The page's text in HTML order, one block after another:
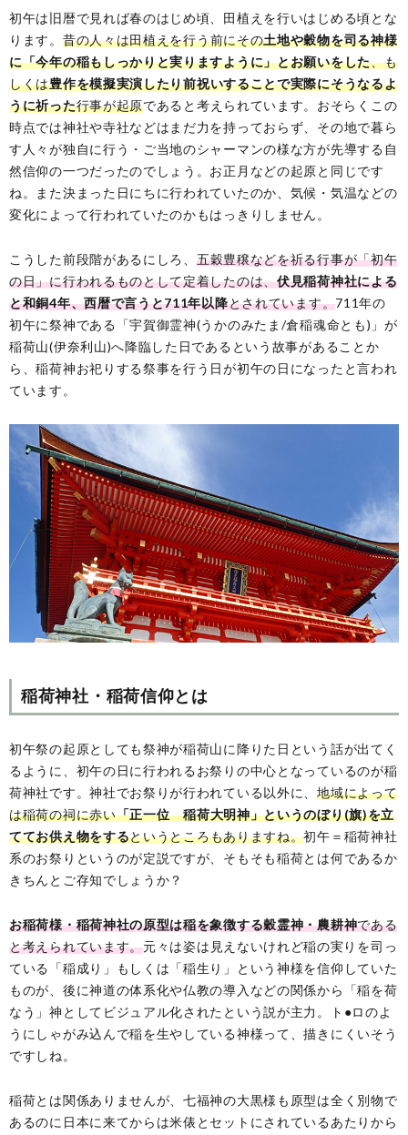
初午は旧暦で見れば春のはじめ頃、田植えを行いはじめる頃とな
ります。 昔の人々は田植えを行う前にその土地や穀物を司る神様
に「今年の稲もしっかりと実りますように」とお願いをした、も
しくは豊作を模擬実演したり前祝いすることで実際にそうなるよ
うに祈った行事が起原であると考えられています。おそらくこの
時点では神社や寺社などはまだ力を持っておらず、その地で暮ら
す人々が独自に行う・ご当地のシャーマンの様な方が先導する自
然信仰の一つだったのでしょう。お正月などの起原と同じです
ね。また決まった日にちに行われていたのか、気候・気温などの
変化によって行われていたのかもはっきりしません。
こうした前段階があるにしろ、 五穀豊穣などを祈る行事が「初午
の日」に行われるものとして定着したのは、伏見稲荷神社による
と和銅4年、西暦で言うと711年以降とされています。711年の
初午に祭神である「宇賀御霊神(うかのみたま/倉稲魂命とも)」が
稲荷山(伊奈利山)へ降臨した日であるという故事があることか
ら、稲荷神お祀りする祭事を行う日が初午の日になったと言われ
ています。
稲荷神社・稲荷信仰とは
初午祭の起原としても祭神が稲荷山に降りた日という話が出てく
るように、初午の日に行われるお祭りの中心となっているのが稲
荷神社です。神社でお祭りが行われている以外に、地域によって
は稲荷の祠に赤い「正一位 稲荷大明神」というのぼり(旗)を立
ててお供え物をするというところもありますね。初午＝稲荷神社
系のお祭りというのが定説ですが、そもそも稲荷とは何であるか
きちんとご存知でしょうか？
お稲荷様・稲荷神社の原型は稲を象徴する穀霊神・農耕神である
と考えられています。元々は姿は見えないけれど稲の実りを司っ
ている「稲成り」もしくは「稲生り」という神様を信仰していた
ものが、後に神道の体系化や仏教の導入などの関係から「稲を荷
なう」神としてビジュアル化されたという説が主力。ト●ロのよ
うにしゃがみ込んで稲を生やしている神様って、描きにくいそう
ですしね。
稲荷とは関係ありませんが、七福神の大黒様も原型は全く別物で
あるのに日本に来てからは米俵とセットにされているあたりから